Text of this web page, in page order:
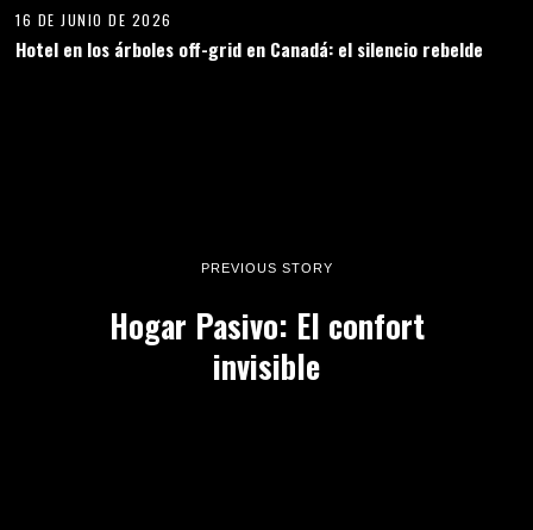
16 DE JUNIO DE 2026
Hotel en los árboles off-grid en Canadá: el silencio rebelde
PREVIOUS STORY
Hogar Pasivo: El confort
invisible